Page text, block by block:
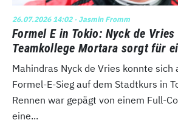
26.07.2026 14:02· Jasmin Fromm
Formel E in Tokio: Nyck de
Teamkollege Mortara sorgt für
Mahindras Nyck de Vries konnte sich
Formel-E-Sieg auf dem Stadtkurs in
Rennen war gepägt von einem Full-
eine...